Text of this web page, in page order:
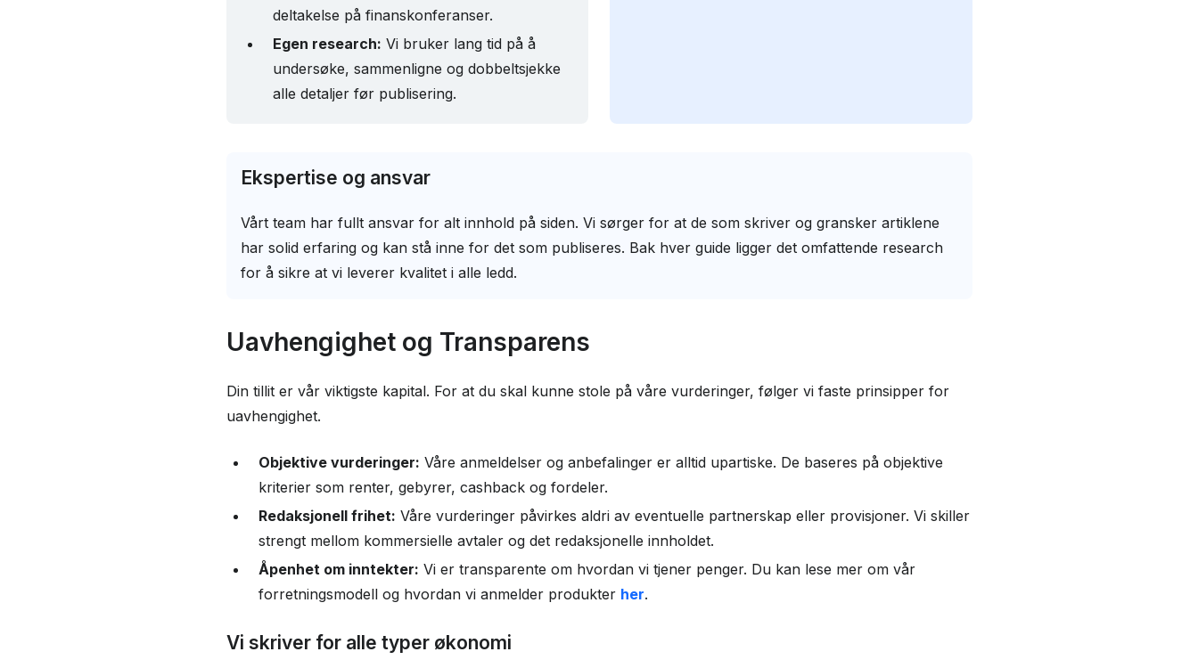
deltakelse på finanskonferanser.
Egen research: Vi bruker lang tid på å
undersøke, sammenligne og dobbeltsjekke
alle detaljer før publisering.
Ekspertise og ansvar
Vårt team har fullt ansvar for alt innhold på siden. Vi sørger for at de som skriver og gransker artiklene
har solid erfaring og kan stå inne for det som publiseres. Bak hver guide ligger det omfattende research
for å sikre at vi leverer kvalitet i alle ledd.
Uavhengighet og Transparens
Din tillit er vår viktigste kapital. For at du skal kunne stole på våre vurderinger, følger vi faste prinsipper for
uavhengighet.
Objektive vurderinger: Våre anmeldelser og anbefalinger er alltid upartiske. De baseres på objektive
kriterier som renter, gebyrer, cashback og fordeler.
Redaksjonell frihet: Våre vurderinger påvirkes aldri av eventuelle partnerskap eller provisjoner. Vi skiller
strengt mellom kommersielle avtaler og det redaksjonelle innholdet.
Åpenhet om inntekter: Vi er transparente om hvordan vi tjener penger. Du kan lese mer om vår
forretningsmodell og hvordan vi anmelder produkter her.
Vi skriver for alle typer økonomi